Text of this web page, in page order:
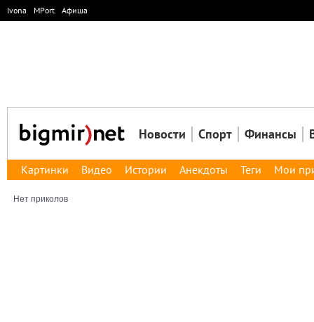
Ivona MPort Афиша
Новости Спорт Финансы
Картинки Видео Истории Анекдоты Теги Мои
Нет приколов